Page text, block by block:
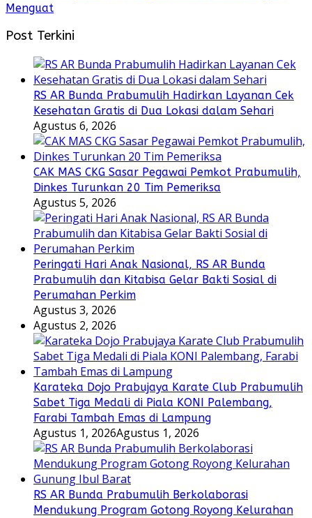
Menguat
Post Terkini
RS AR Bunda Prabumulih Hadirkan Layanan Cek
Kesehatan Gratis di Dua Lokasi dalam Sehari
Agustus 6, 2026
CAK MAS CKG Sasar Pegawai Pemkot Prabumulih,
Dinkes Turunkan 20 Tim Pemeriksa
Agustus 5, 2026
Peringati Hari Anak Nasional, RS AR Bunda
Prabumulih dan Kitabisa Gelar Bakti Sosial di
Perumahan Perkim
Agustus 3, 2026
Agustus 2, 2026
Karateka Dojo Prabujaya Karate Club Prabumulih
Sabet Tiga Medali di Piala KONI Palembang,
Farabi Tambah Emas di Lampung
Agustus 1, 2026Agustus 1, 2026
RS AR Bunda Prabumulih Berkolaborasi
Mendukung Program Gotong Royong Kelurahan